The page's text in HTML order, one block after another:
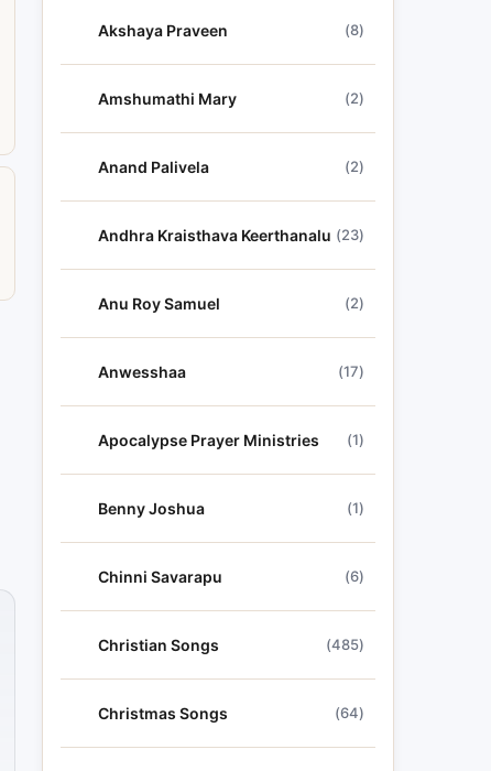
Akshaya Praveen (8)
Amshumathi Mary (2)
Anand Palivela (2)
Andhra Kraisthava Keerthanalu (23)
Anu Roy Samuel (2)
Anwesshaa (17)
Apocalypse Prayer Ministries (1)
Benny Joshua (1)
Chinni Savarapu (6)
Christian Songs (485)
Christmas Songs (64)